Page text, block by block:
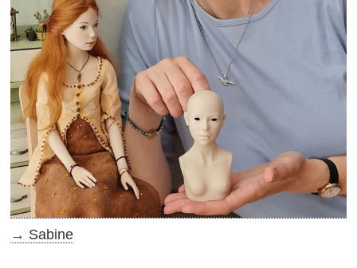
→ Sabine